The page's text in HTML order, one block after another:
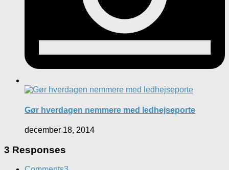
Gør hverdagen nemmere med ledhejseporte
december 18, 2014
3 Responses